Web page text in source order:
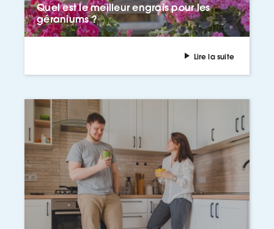
Quel est le meilleur engrais pour les
géraniums ?
Lire la suite